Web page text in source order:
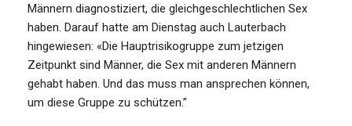
Männern diagnostiziert, die gleichgeschlechtlichen Sex
haben. Darauf hatte am Dienstag auch Lauterbach
hingewiesen: «Die Hauptrisikogruppe zum jetzigen
Zeitpunkt sind Männer, die Sex mit anderen Männern
gehabt haben. Und das muss man ansprechen können,
um diese Gruppe zu schützen.”